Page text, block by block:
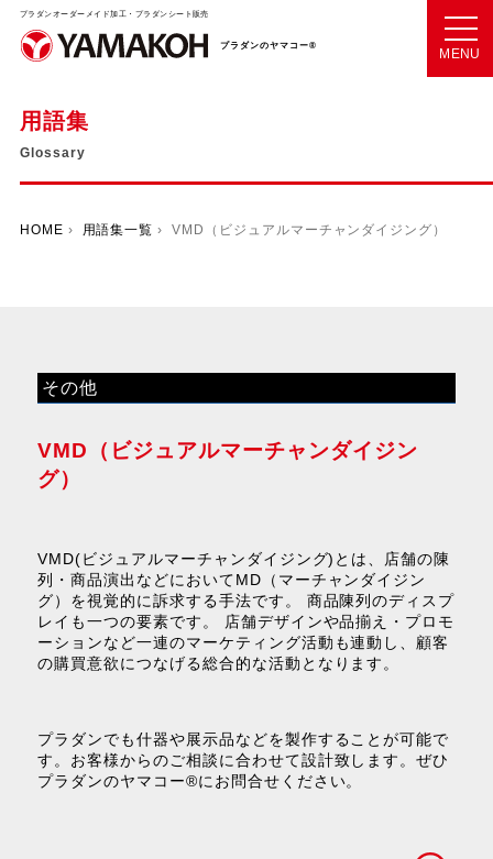
プラダンオーダーメイド加工・プラダンシート販売
プラダンのヤマコー®
MENU
用語集
Glossary
HOME › 用語集一覧 › VMD（ビジュアルマーチャンダイジング）
その他
VMD（ビジュアルマーチャンダイジン
グ）
VMD(ビジュアルマーチャンダイジング)とは、店舗の陳
列・商品演出などにおいてMD（マーチャンダイジン
グ）を視覚的に訴求する手法です。 商品陳列のディスプ
レイも一つの要素です。 店舗デザインや品揃え・プロモ
ーションなど一連のマーケティング活動も連動し、顧客
の購買意欲につなげる総合的な活動となります。
プラダンでも什器や展示品などを製作することが可能で
す。お客様からのご相談に合わせて設計致します。ぜひ
プラダンのヤマコー®にお問合せください。